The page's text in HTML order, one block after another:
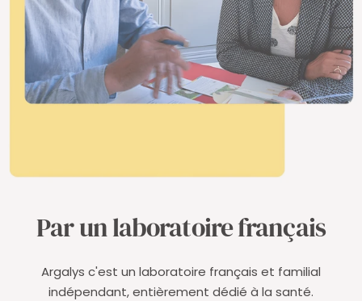
Par un laboratoire français
Argalys c'est un laboratoire français et familial
indépendant, entièrement dédié à la santé.